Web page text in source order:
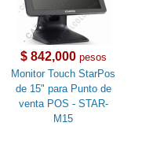
$ 842,000pesos
Monitor Touch StarPos
de 15" para Punto de
venta POS - STAR-
M15